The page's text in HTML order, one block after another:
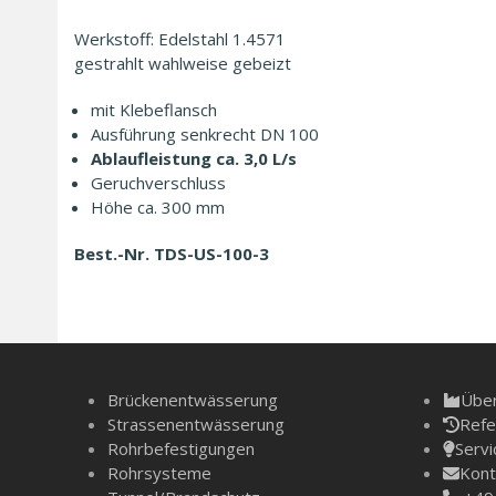
Werkstoff: Edelstahl 1.4571
gestrahlt wahl­weise gebeizt
mit Klebeflansch
Ausführung senkrecht DN 100
Ablaufleistung ca. 3,0 L/s
Geruchverschluss
Höhe ca. 300 mm
Best.-Nr. TDS-US-100-3
Brückenentwässerung
Strassenentwässerung
Rohrbefestigungen
Rohrsysteme